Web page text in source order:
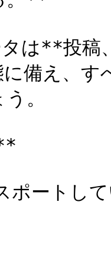
は**投稿
備え、
。
ートして